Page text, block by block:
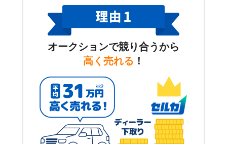
オークションで競り合うから
高く売れる ！